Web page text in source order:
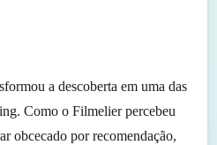
a descoberta em uma das
Como o Filmelier percebeu
obcecado por recomendação,